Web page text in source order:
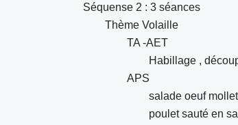
Séquense 2 : 3 séances
Thème Volaille
TA -AET
Habillage ,
APS
salade oeuf mollet
poulet sauté en